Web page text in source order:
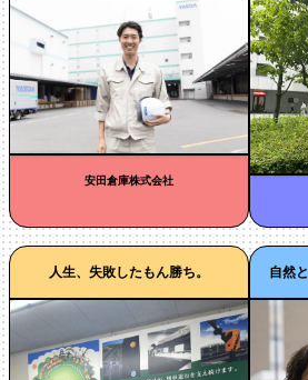
安田倉庫株式会社
人生、失敗したもん勝ち。 自然